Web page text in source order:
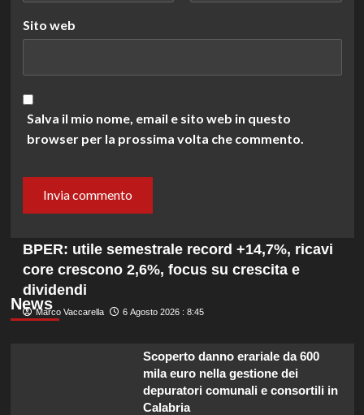
Sito web
Salva il mio nome, email e sito web in questo
browser per la prossima volta che commento.
News
BPER: utile semestrale record +14,7%, ricavi
core crescono 2,6%, focus su crescita e
dividendi
Marco Vaccarella 6 Agosto 2026 : 8:45
Scoperto danno erariale da 600
mila euro nella gestione dei
depuratori comunali e consortili in
Calabria